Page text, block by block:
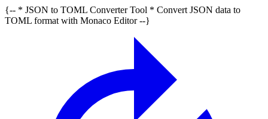
{-- * JSON to TOML Converter Tool * Convert JSON data to
TOML format with Monaco Editor --}